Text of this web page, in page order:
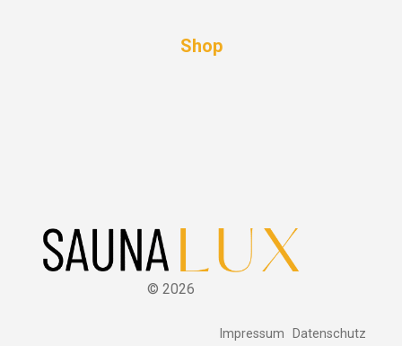
Shop
© 2026
Impressum Datenschutz